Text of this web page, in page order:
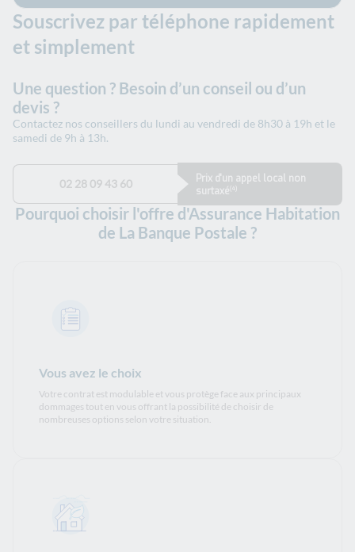
Souscrivez par téléphone rapidement
et simplement
Une question ? Besoin d’un conseil ou d’un
devis ?
Contactez nos conseillers du lundi au vendredi de 8h30 à 19h et le
samedi de 9h à 13h.
02 28 09 43 60
Prix d'un appel local non
surtaxé
Pourquoi choisir l'offre d'Assurance Habitation
de La Banque Postale ?
Vous avez le choix
Votre contrat est modulable et vous protège face aux principaux
dommages tout en vous offrant la possibilité de choisir de
nombreuses options selon votre situation.